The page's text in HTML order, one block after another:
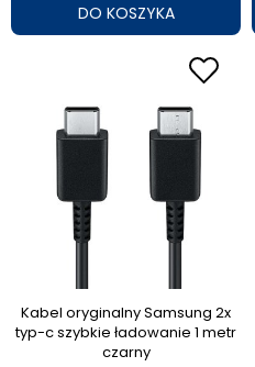
DO KOSZYKA
Kabel oryginalny Samsung 2x
typ-c szybkie ładowanie 1 metr
czarny